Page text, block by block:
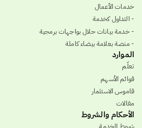
خدمات الأعمال
- التداول كخدمة
- خدمة بيانات حلال بواجهات برمجية
- منصة بعلامة بيضاء كاملة
الموارد
تعلّم
قوائم الأسهم
قاموس الاستثمار
مقالات
الأحكام والشروط